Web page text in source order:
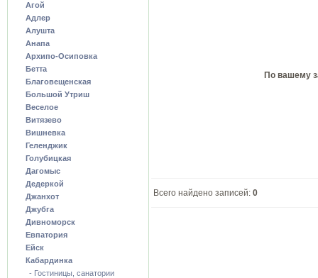
Агой
Адлер
Алушта
Анапа
Архипо-Осиповка
Бетта
Благовещенская
Большой Утриш
Веселое
Витязево
Вишневка
Геленджик
Голубицкая
Дагомыс
Дедеркой
Джанхот
Джубга
Дивноморск
Евпатория
Ейск
Кабардинка
- Гостиницы, санатории
По вашему
Всего найдено записей: 0